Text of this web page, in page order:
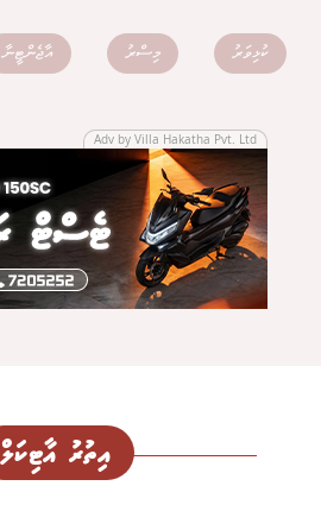
ކުޅިވަރު މިސްރު އާޖެންޓީނާ
Adv by Villa Hakatha Pvt. Ltd
އިތުރު އާޓިކަލް